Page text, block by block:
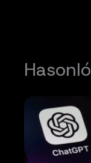
Hasonló